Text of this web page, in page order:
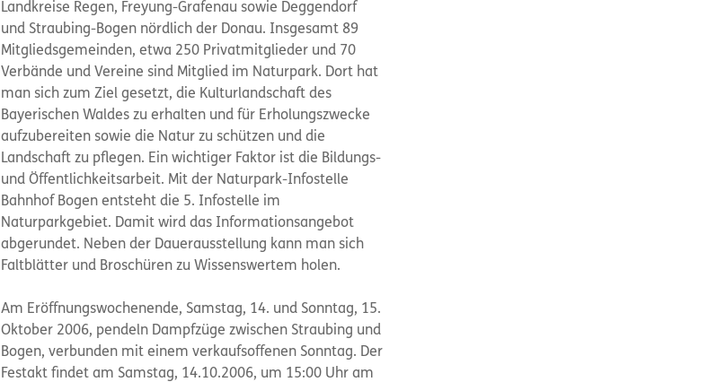
Landkreise Regen, Freyung-Grafenau sowie Deggendorf
und Straubing-Bogen nördlich der Donau. Insgesamt 89
Mitgliedsgemeinden, etwa 250 Privatmitglieder und 70
Verbände und Vereine sind Mitglied im Naturpark. Dort hat
man sich zum Ziel gesetzt, die Kulturlandschaft des
Bayerischen Waldes zu erhalten und für Erholungszwecke
aufzubereiten sowie die Natur zu schützen und die
Landschaft zu pflegen. Ein wichtiger Faktor ist die Bildungs-
und Öffentlichkeitsarbeit. Mit der Naturpark-Infostelle
Bahnhof Bogen entsteht die 5. Infostelle im
Naturparkgebiet. Damit wird das Informationsangebot
abgerundet. Neben der Dauerausstellung kann man sich
Faltblätter und Broschüren zu Wissenswertem holen.
Am Eröffnungswochenende, Samstag, 14. und Sonntag, 15.
Oktober 2006, pendeln Dampfzüge zwischen Straubing und
Bogen, verbunden mit einem verkaufsoffenen Sonntag. Der
Festakt findet am Samstag, 14.10.2006, um 15:00 Uhr am